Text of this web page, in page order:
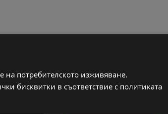
на потребителското изживяване.
бисквитки в съответствие с политиката